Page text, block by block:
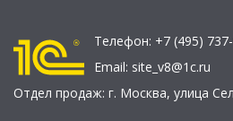
Телефон: +7 (495)
Email: site_v8@1c.ru
Отдел продаж: г. Москва, улица